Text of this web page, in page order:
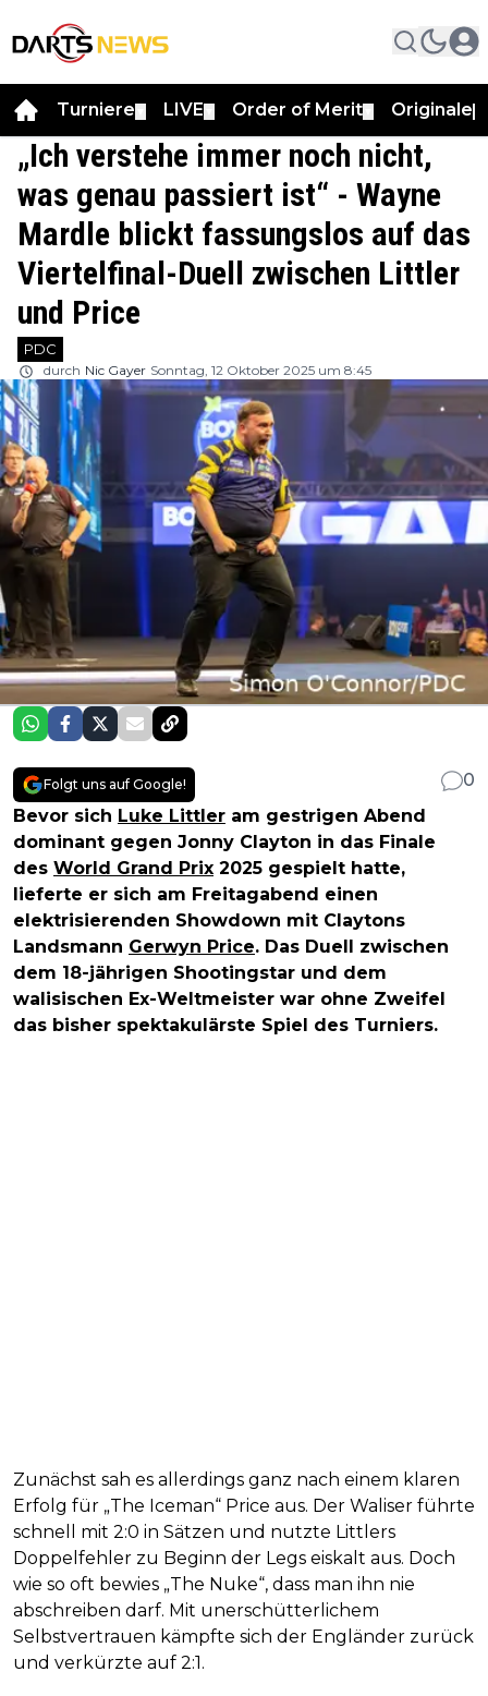
Turniere LIVE Order of Merit Originale
„Ich verstehe immer noch nicht,
was genau passiert ist“ - Wayne
Mardle blickt fassungslos auf das
Viertelfinal-Duell zwischen Littler
und Price
PDC
durch Nic Gayer Sonntag, 12 Oktober 2025 um 8:45
Folgt uns auf Google!
0
Bevor sich Luke Littler am gestrigen Abend
dominant gegen Jonny Clayton in das Finale
des World Grand Prix 2025 gespielt hatte,
lieferte er sich am Freitagabend einen
elektrisierenden Showdown mit Claytons
Landsmann Gerwyn Price. Das Duell zwischen
dem 18-jährigen Shootingstar und dem
walisischen Ex-Weltmeister war ohne Zweifel
das bisher spektakulärste Spiel des Turniers.
Zunächst sah es allerdings ganz nach einem klaren
Erfolg für „The Iceman“ Price aus. Der Waliser führte
schnell mit 2:0 in Sätzen und nutzte Littlers
Doppelfehler zu Beginn der Legs eiskalt aus. Doch
wie so oft bewies „The Nuke“, dass man ihn nie
abschreiben darf. Mit unerschütterlichem
Selbstvertrauen kämpfte sich der Engländer zurück
und verkürzte auf 2:1.